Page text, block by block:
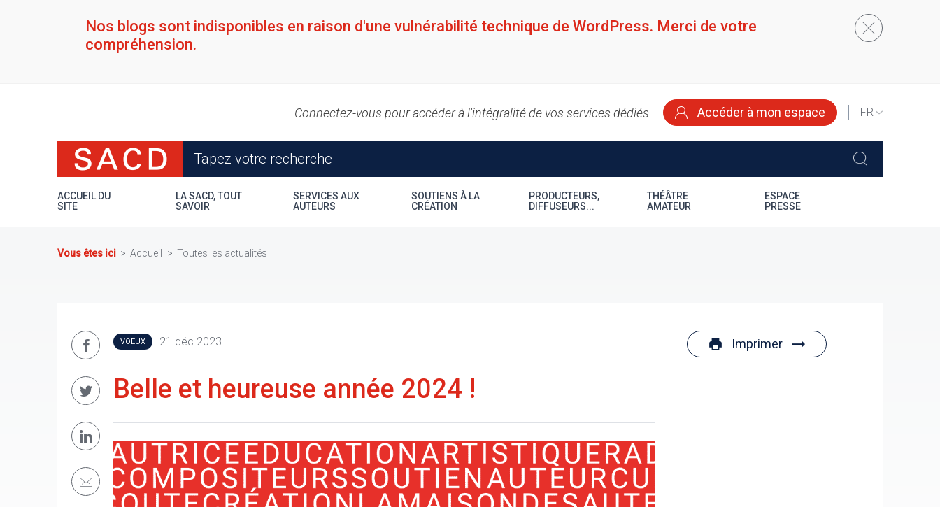
Nos blogs sont indisponibles en raison d'une vulnérabilité technique de WordPress. Merci de votre
compréhension.
Connectez-vous pour accéder à l'intégralité de vos services dédiés Accéder à mon espace
SELECT
LANGUAGE
ACCUEIL DU
SITE
LA SACD, TOUT
SAVOIR
SERVICES AUX
AUTEURS
SOUTIENS À LA
CRÉATION
PRODUCTEURS,
DIFFUSEURS...
THÉÂTRE
AMATEUR
ESPACE
PRESSE
Vous êtes ici Accueil Toutes les actualités
VOEUX 21 déc 2023
Belle et heureuse année 2024 !
Imprimer